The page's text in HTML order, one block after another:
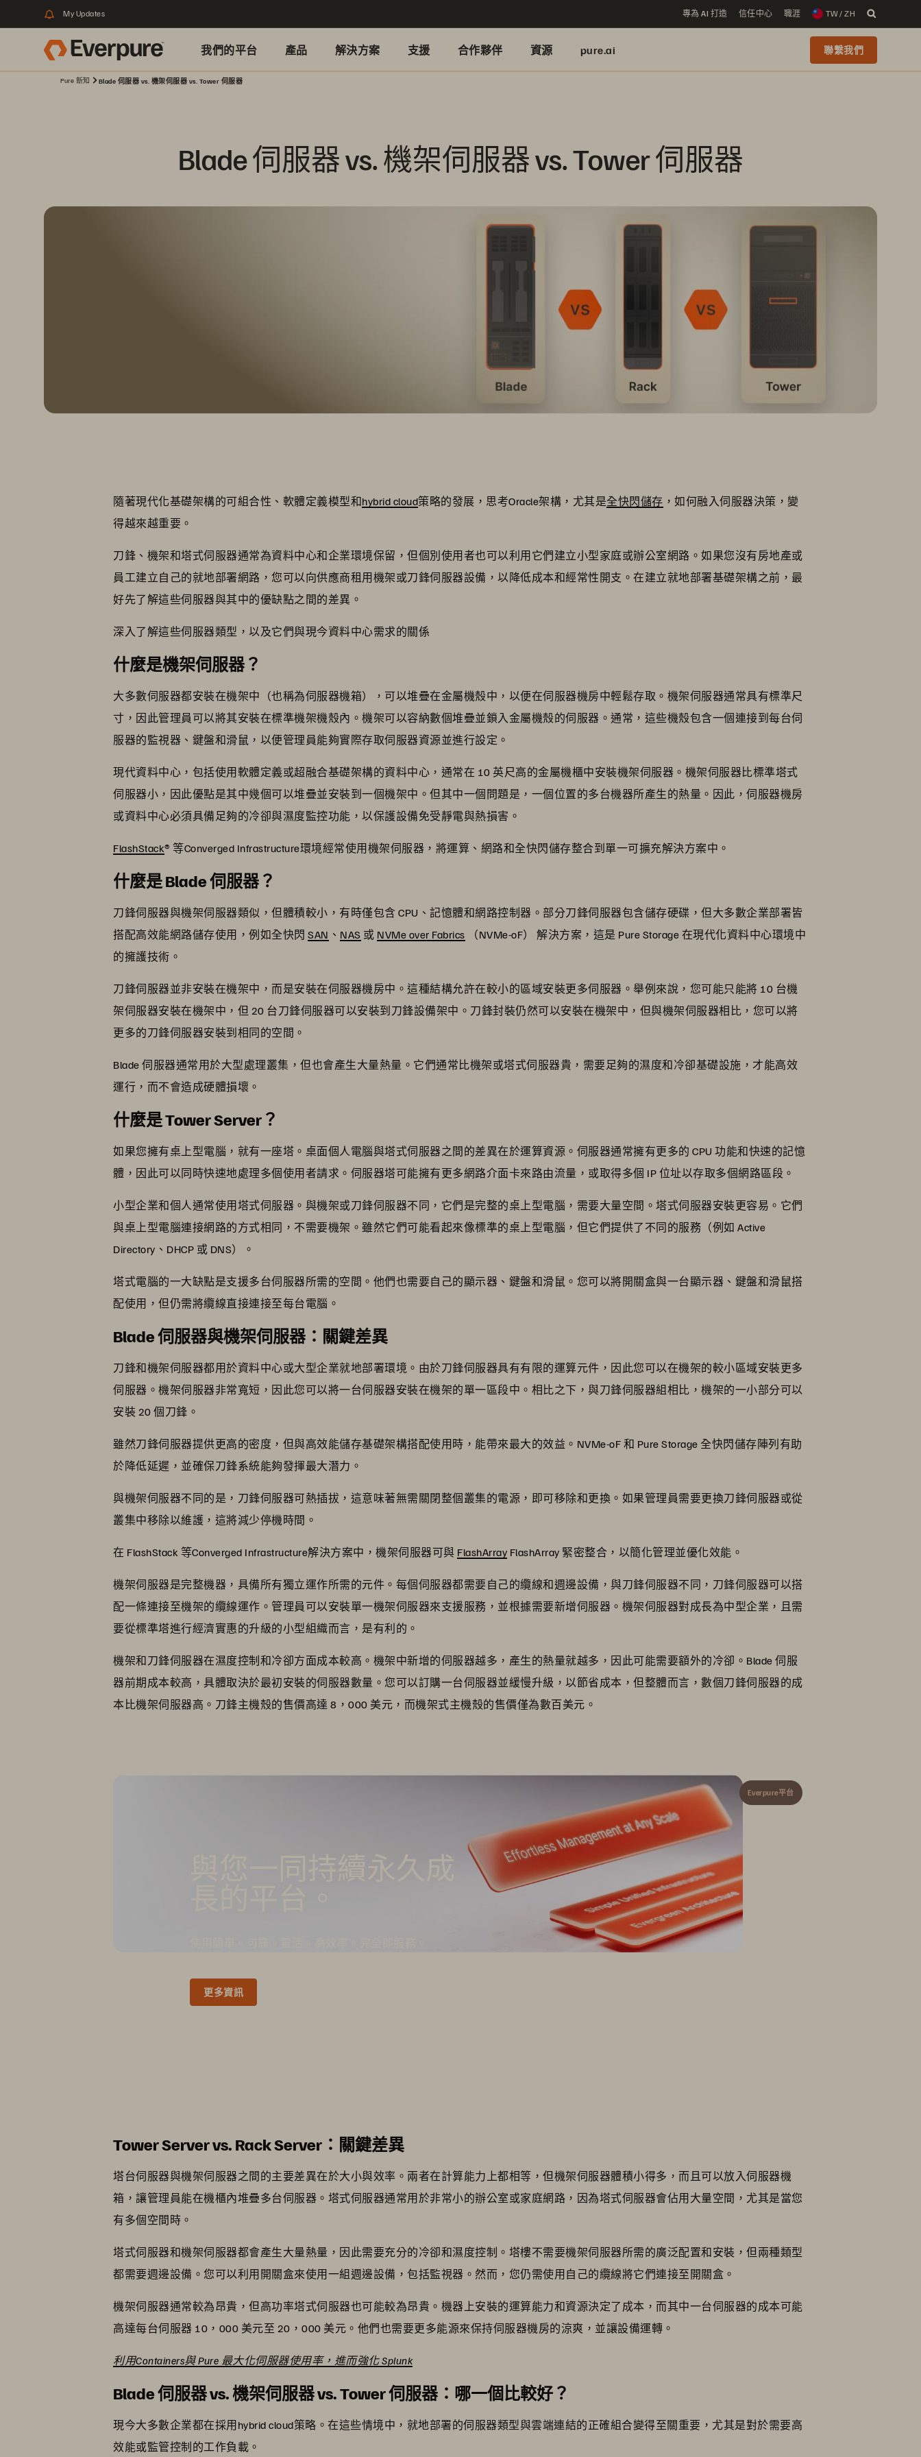
My Updates 專為 AI 打造 信任中心 職涯 TW / ZH
我們的平台 產品 解決方案 支援 合作夥伴 資源 pure.ai 聯繫我們
Pure 新知 Blade 伺服器 vs. 機架伺服器 vs. Tower 伺服器
Blade 伺服器 vs. 機架伺服器 vs. Tower 伺服器
隨著現代化基礎架構的可組合性、軟體定義模型和hybrid cloud策略的發展，思考Oracle架構，尤其是全快閃儲存 ，如何融入伺服器決策，變
得越來越重要。
刀鋒、機架和塔式伺服器通常為資料中心和企業環境保留，但個別使用者也可以利用它們建立小型家庭或辦公室網路。如果您沒有房地產或
員工建立自己的就地部署網路，您可以向供應商租用機架或刀鋒伺服器設備，以降低成本和經常性開支。在建立就地部署基礎架構之前，最
好先了解這些伺服器與其中的優缺點之間的差異。
深入了解這些伺服器類型，以及它們與現今資料中心需求的關係
什麼是機架伺服器？
大多數伺服器都安裝在機架中（也稱為伺服器機箱），可以堆疊在金屬機殼中，以便在伺服器機房中輕鬆存取。機架伺服器通常具有標準尺
寸，因此管理員可以將其安裝在標準機架機殼內。機架可以容納數個堆疊並鎖入金屬機殼的伺服器。通常，這些機殼包含一個連接到每台伺
服器的監視器、鍵盤和滑鼠，以便管理員能夠實際存取伺服器資源並進行設定。
現代資料中心，包括使用軟體定義或超融合基礎架構的資料中心，通常在 10 英尺高的金屬機櫃中安裝機架伺服器。機架伺服器比標準塔式
伺服器小，因此優點是其中幾個可以堆疊並安裝到一個機架中。但其中一個問題是，一個位置的多台機器所產生的熱量。因此，伺服器機房
或資料中心必須具備足夠的冷卻與濕度監控功能，以保護設備免受靜電與熱損害。
FlashStack® 等Converged Infrastructure環境經常使用機架伺服器，將運算、網路和全快閃儲存整合到單一可擴充解決方案中。
什麼是 Blade 伺服器？
刀鋒伺服器與機架伺服器類似，但體積較小，有時僅包含 CPU、記憶體和網路控制器。部分刀鋒伺服器包含儲存硬碟，但大多數企業部署皆
搭配高效能網路儲存使用，例如全快閃SAN 、 NAS 或 NVMe over Fabrics （NVMe-oF） 解決方案，這是 Pure Storage 在現代化資料中心環境中
的擁護技術。
刀鋒伺服器並非安裝在機架中，而是安裝在伺服器機房中。這種結構允許在較小的區域安裝更多伺服器。舉例來說，您可能只能將 10 台機
架伺服器安裝在機架中，但 20 台刀鋒伺服器可以安裝到刀鋒設備架中。刀鋒封裝仍然可以安裝在機架中，但與機架伺服器相比，您可以將
更多的刀鋒伺服器安裝到相同的空間。
Blade 伺服器通常用於大型處理叢集，但也會產生大量熱量。它們通常比機架或塔式伺服器貴，需要足夠的濕度和冷卻基礎設施，才能高效
運行，而不會造成硬體損壞。
什麼是 Tower Server？
如果您擁有桌上型電腦，就有一座塔。桌面個人電腦與塔式伺服器之間的差異在於運算資源。伺服器通常擁有更多的 CPU 功能和快速的記憶
體，因此可以同時快速地處理多個使用者請求。伺服器塔可能擁有更多網路介面卡來路由流量，或取得多個 IP 位址以存取多個網路區段。
小型企業和個人通常使用塔式伺服器。與機架或刀鋒伺服器不同，它們是完整的桌上型電腦，需要大量空間。塔式伺服器安裝更容易。它們
與桌上型電腦連接網路的方式相同，不需要機架。雖然它們可能看起來像標準的桌上型電腦，但它們提供了不同的服務（例如 Active
Directory、DHCP 或 DNS）。
塔式電腦的一大缺點是支援多台伺服器所需的空間。他們也需要自己的顯示器、鍵盤和滑鼠。您可以將開關盒與一台顯示器、鍵盤和滑鼠搭
配使用，但仍需將纜線直接連接至每台電腦。
Blade 伺服器與機架伺服器：關鍵差異
刀鋒和機架伺服器都用於資料中心或大型企業就地部署環境。由於刀鋒伺服器具有有限的運算元件，因此您可以在機架的較小區域安裝更多
伺服器。機架伺服器非常寬短，因此您可以將一台伺服器安裝在機架的單一區段中。相比之下，與刀鋒伺服器組相比，機架的一小部分可以
安裝 20 個刀鋒。
雖然刀鋒伺服器提供更高的密度，但與高效能儲存基礎架構搭配使用時，能帶來最大的效益。NVMe-oF 和 Pure Storage 全快閃儲存陣列有助
於降低延遲，並確保刀鋒系統能夠發揮最大潛力。
與機架伺服器不同的是，刀鋒伺服器可熱插拔，這意味著無需關閉整個叢集的電源，即可移除和更換。如果管理員需要更換刀鋒伺服器或從
叢集中移除以維護，這將減少停機時間。
在 FlashStack 等Converged Infrastructure解決方案中，機架伺服器可與 FlashArray FlashArray 緊密整合，以簡化管理並優化效能。
機架伺服器是完整機器，具備所有獨立運作所需的元件。每個伺服器都需要自己的纜線和週邊設備，與刀鋒伺服器不同，刀鋒伺服器可以搭
配一條連接至機架的纜線運作。管理員可以安裝單一機架伺服器來支援服務，並根據需要新增伺服器。機架伺服器對成長為中型企業，且需
要從標準塔進行經濟實惠的升級的小型組織而言，是有利的。
機架和刀鋒伺服器在濕度控制和冷卻方面成本較高。機架中新增的伺服器越多，產生的熱量就越多，因此可能需要額外的冷卻。Blade 伺服
器前期成本較高，具體取決於最初安裝的伺服器數量。您可以訂購一台伺服器並緩慢升級，以節省成本，但整體而言，數個刀鋒伺服器的成
本比機架伺服器高。刀鋒主機殼的售價高達 8，000 美元，而機架式主機殼的售價僅為數百美元。
Everpure平台
與您一同持續永久成
更多資訊
Tower Server vs. Rack Server：關鍵差異
塔台伺服器與機架伺服器之間的主要差異在於大小與效率。兩者在計算能力上都相等，但機架伺服器體積小得多，而且可以放入伺服器機
箱，讓管理員能在機櫃內堆疊多台伺服器。塔式伺服器通常用於非常小的辦公室或家庭網路，因為塔式伺服器會佔用大量空間，尤其是當您
有多個空間時。
塔式伺服器和機架伺服器都會產生大量熱量，因此需要充分的冷卻和濕度控制。塔樓不需要機架伺服器所需的廣泛配置和安裝，但兩種類型
都需要週邊設備。您可以利用開關盒來使用一組週邊設備，包括監視器。然而，您仍需使用自己的纜線將它們連接至開關盒。
機架伺服器通常較為昂貴，但高功率塔式伺服器也可能較為昂貴。機器上安裝的運算能力和資源決定了成本，而其中一台伺服器的成本可能
高達每台伺服器 10，000 美元至 20，000 美元。他們也需要更多能源來保持伺服器機房的涼爽，並讓設備運轉。
利用Containers與 Pure 最大化伺服器使用率，進而強化 Splunk
Blade 伺服器 vs. 機架伺服器 vs. Tower 伺服器：哪一個比較好？
現今大多數企業都在採用hybrid cloud策略。在這些情境中，就地部署的伺服器類型與雲端連結的正確組合變得至關重要，尤其是對於需要高
效能或監管控制的工作負載。